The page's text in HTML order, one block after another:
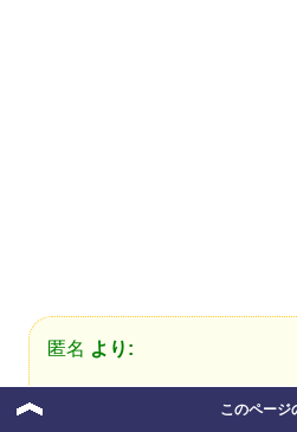
匿名 より:
このページ